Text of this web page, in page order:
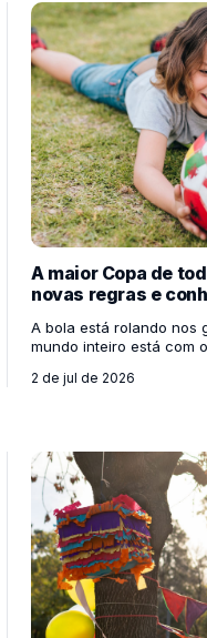
oportunidade ideal para
aprendizado não
A maior Copa de
novas regras e
A bola está rolando nos
mundo inteiro está com
vizinhos — Estados
mundo, mapas,
sabe por que esta Copa
2 de jul de 2026